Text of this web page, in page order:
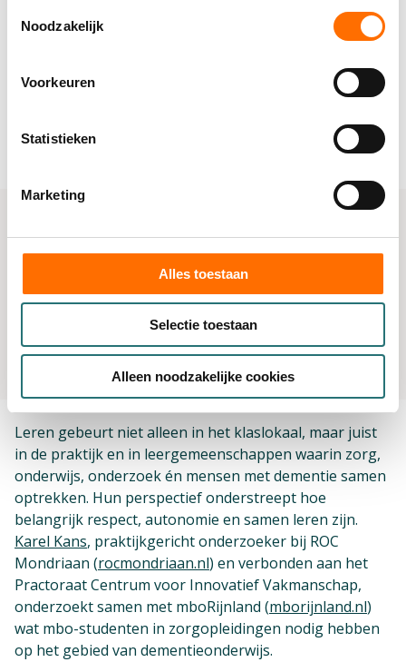
Noodzakelijk
Voorkeuren
Statistieken
Marketing
Alles toestaan
Selectie toestaan
Alleen noodzakelijke cookies
De Bruin stelt niet de ziekte, maar de mens centraal.
Haar oproep is helder: verschuif de focus van kennis
dagelijks leven mét dementie. Professionals hebben
behoefte aan relationele vaardigheden, een open en
beeldvorming.
Toekomstbestendige dementiezorg
begint bij de verschuiving van kennis
hebben over dementie, naar weten om
te gaan mét dementie.
DEMPACT track sessie Onderwijs
Leren gebeurt niet alleen in het klaslokaal, maar juist
in de praktijk en in leergemeenschappen waarin zorg,
onderwijs, onderzoek én mensen met dementie samen
optrekken. Hun perspectief onderstreept hoe
belangrijk respect, autonomie en samen leren zijn.
Karel Kans, praktijkgericht onderzoeker bij ROC
Mondriaan (rocmondriaan.nl) en verbonden aan het
Practoraat Centrum voor Innovatief Vakmanschap,
onderzoekt samen met mboRijnland (mborijnland.nl)
wat mbo-studenten in zorgopleidingen nodig hebben
op het gebied van dementieonderwijs.